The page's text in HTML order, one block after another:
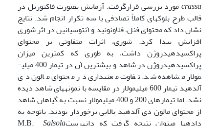
crassaمورد بررسی قرارگرفت. آزمایش بصورت فاکتوریل در
قالب طرح بلوک­های کاملاً تصادفی با سه تکرار انجام شد. نتایج
نشان داد که محتوای فنل، فلاونوئید و آنتوسیانین در اثر شوری
افزایش پیدا کرد. شوری، اثرات متفاوتی بر محتوای
پراکسیدهیدروژن داشت، به طوری که کمترین میزان
پراکسیدهیدروژن در شاهد و بیشترین آن در تیمار 400 میلی­
مولار مشاهده شد. تفاوت معنی­داری در محتوای مالون دی
آلدهید تیمار 600 میلی­مولار در مقایسه با نمونه­های شاهد دیده
نشد. اما تیمارهای 200 و 400 میلی­مولار نسبت به گیاهان شاهد
از محتوای مالون دی آلدهید بالایی برخوردار بودند. باتوجه به
داده­ها می­توان نتیجه گرفت که دانه­رستM.B.Salsola